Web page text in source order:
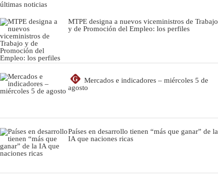
últimas noticias
MTPE designa a nuevos viceministros de Trabajo
y de Promoción del Empleo: los perfiles
G
Mercados e indicadores – miércoles 5 de
agosto
Países en desarrollo tienen “más que ganar” de la
IA que naciones ricas